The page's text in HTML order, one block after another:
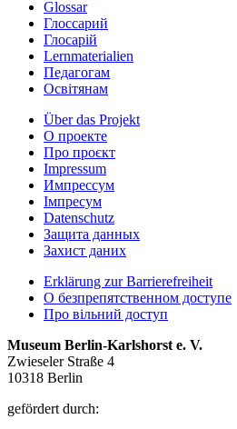
Glossar
Глоссарий
Глосарій
Lernmaterialien
Педагогам
Освітянам
Über das Projekt
О проекте
Про проєкт
Impressum
Импрессум
Iмпресум
Datenschutz
Защита данных
Захист даних
Erklärung zur Barrierefreiheit
О безпрепятственном доступе
Про вільний доступ
Museum Berlin-Karlshorst e. V.
Zwieseler Straße 4
10318 Berlin
gefördert durch: